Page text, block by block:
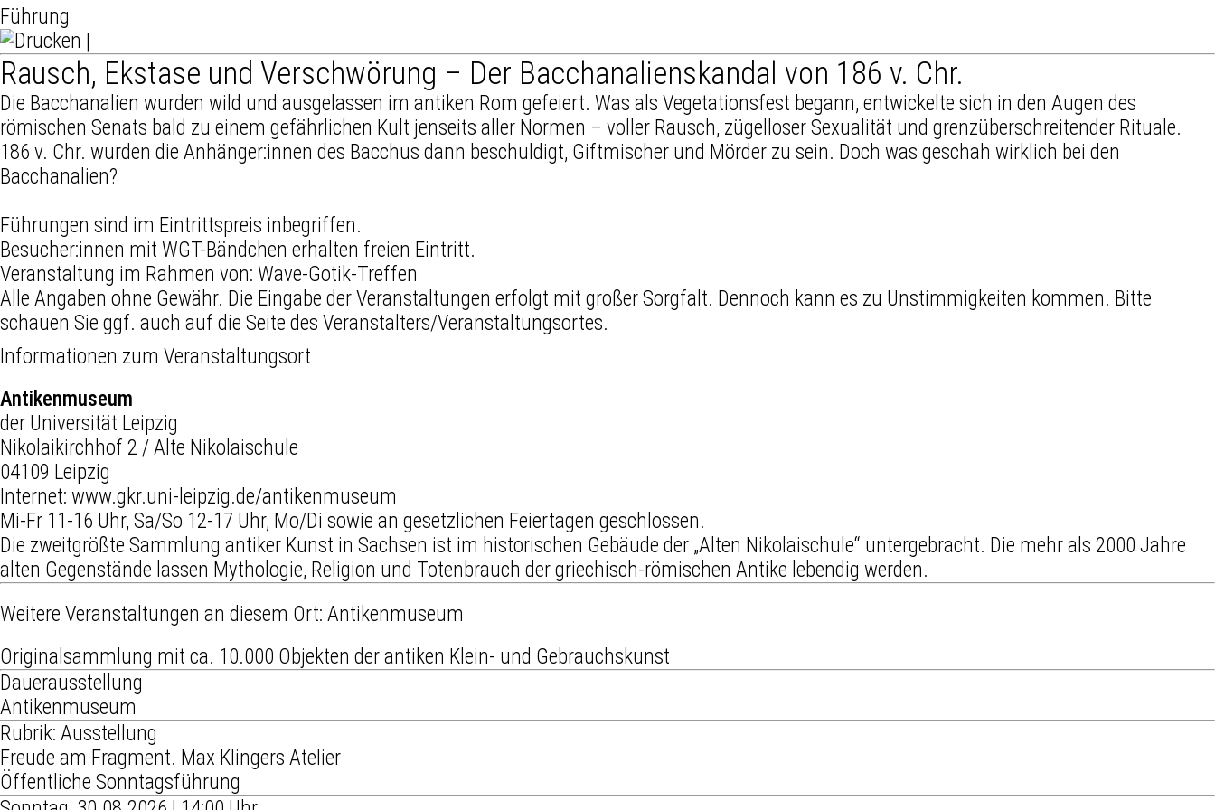
Führung
Rausch, Ekstase und Verschwörung – Der Bacchanalienskandal von 186 v. Chr.
Die Bacchanalien wurden wild und ausgelassen im antiken Rom gefeiert. Was als Vegetationsfest begann, entwickelte sich in den Augen des
römischen Senats bald zu einem gefährlichen Kult jenseits aller Normen – voller Rausch, zügelloser Sexualität und grenzüberschreitender Rituale.
186 v. Chr. wurden die Anhänger:innen des Bacchus dann beschuldigt, Giftmischer und Mörder zu sein. Doch was geschah wirklich bei den
Bacchanalien?
Führungen sind im Eintrittspreis inbegriffen.
Besucher:innen mit WGT-Bändchen erhalten freien Eintritt.
Veranstaltung im Rahmen von: Wave-Gotik-Treffen
Alle Angaben ohne Gewähr. Die Eingabe der Veranstaltungen erfolgt mit großer Sorgfalt. Dennoch kann es zu Unstimmigkeiten kommen. Bitte
schauen Sie ggf. auch auf die Seite des Veranstalters/Veranstaltungsortes.
Informationen zum Veranstaltungsort
Antikenmuseum
der Universität Leipzig
Nikolaikirchhof 2 / Alte Nikolaischule
04109 Leipzig
Internet: www.gkr.uni-leipzig.de/antikenmuseum
Mi-Fr 11-16 Uhr, Sa/So 12-17 Uhr, Mo/Di sowie an gesetzlichen Feiertagen geschlossen.
Die zweitgrößte Sammlung antiker Kunst in Sachsen ist im historischen Gebäude der „Alten Nikolaischule“ untergebracht. Die mehr als 2000 Jahre
alten Gegenstände lassen Mythologie, Religion und Totenbrauch der griechisch-römischen Antike lebendig werden.
Weitere Veranstaltungen an diesem Ort: Antikenmuseum
Originalsammlung mit ca. 10.000 Objekten der antiken Klein- und Gebrauchskunst
Dauerausstellung
Antikenmuseum
Rubrik: Ausstellung
Freude am Fragment. Max Klingers Atelier
Öffentliche Sonntagsführung